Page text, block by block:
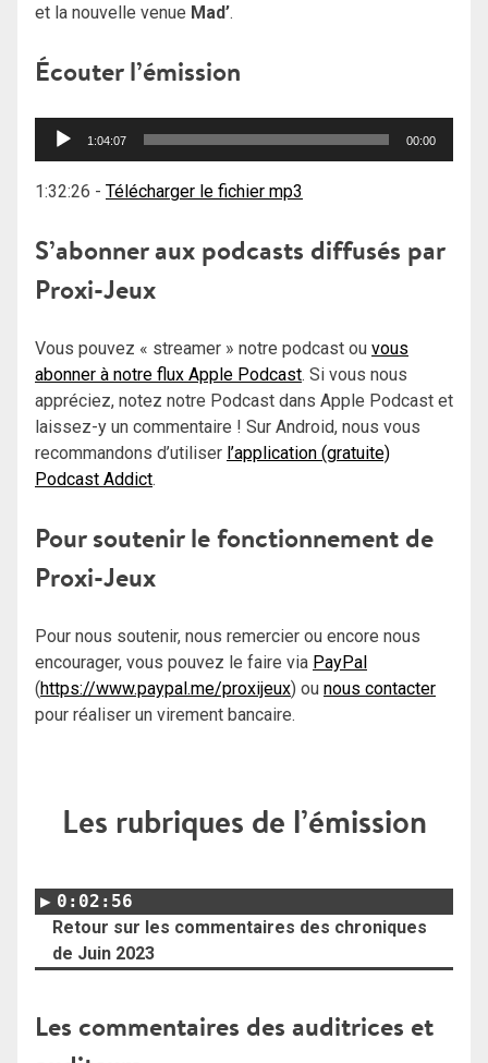
et la nouvelle venue Mad’.
Écouter l’émission
Lecteur
1:04:07 00:00
1:32:26 - Télécharger le fichier mp3
S’abonner aux podcasts diffusés par
Proxi-Jeux
Vous pouvez « streamer » notre podcast ou vous
abonner à notre flux Apple Podcast. Si vous nous
appréciez, notez notre Podcast dans Apple Podcast et
laissez-y un commentaire ! Sur Android, nous vous
recommandons d’utiliser l’application (gratuite)
Podcast Addict.
Pour soutenir le fonctionnement de
Proxi-Jeux
Pour nous soutenir, nous remercier ou encore nous
encourager, vous pouvez le faire via PayPal
(https://www.paypal.me/proxijeux) ou nous contacter
pour réaliser un virement bancaire.
Les rubriques de l’émission
0:02:56
Retour sur les commentaires des chroniques
de Juin 2023
Les commentaires des auditrices et